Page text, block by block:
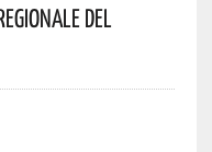
Del